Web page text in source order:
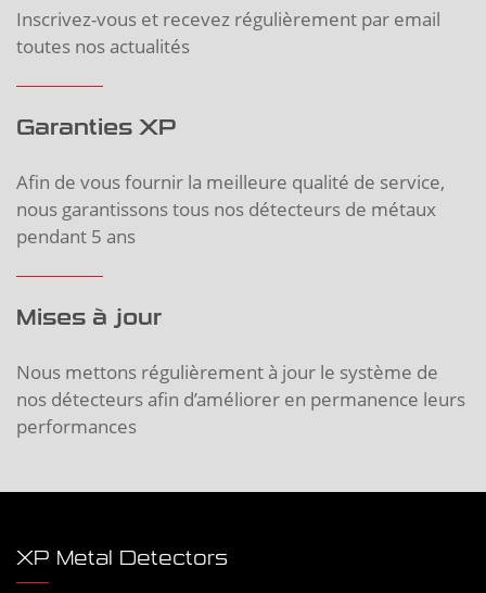
Inscrivez-vous et recevez régulièrement par email
toutes nos actualités
Garanties XP
Afin de vous fournir la meilleure qualité de service,
nous garantissons tous nos détecteurs de métaux
pendant 5 ans
Mises à jour
Nous mettons régulièrement à jour le système de
nos détecteurs afin d’améliorer en permanence leurs
performances
XP Metal Detectors